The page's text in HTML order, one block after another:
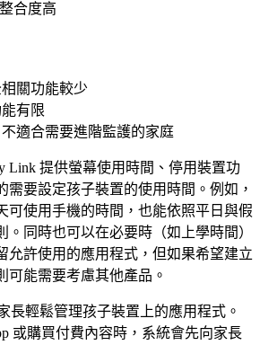
合度高
關功能較少
有限
適合需要進階監護的家庭
Link 提供螢幕使用時間、停用裝置功
需要設定孩子裝置的使用時間。例如，
可使用手機的時間，也能依照平日與假
。同時也可以在必要時（如上學時間）
允許使用的應用程式，但如果希望建立
可能需要考慮其他產品。
長輕鬆管理孩子裝置上的應用程式。
或購買付費內容時，系統會先向家長